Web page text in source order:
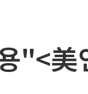
"<美